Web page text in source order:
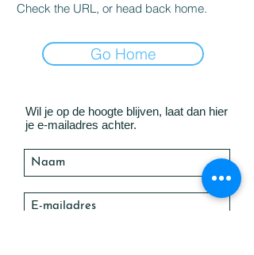
Check the URL, or head back home.
Go Home
Wil je op de hoogte blijven, laat dan hier
je e-mailadres achter.